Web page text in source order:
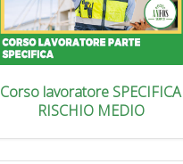
Corso lavoratore SPECIFICA
RISCHIO MEDIO